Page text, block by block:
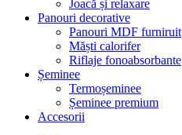
Joacă și relaxare
Panouri decorative
Panouri MDF furniruit
Măști calorifer
Riflaje fonoabsorbante
Șeminee
Termoșeminee
Șeminee premium
Accesorii